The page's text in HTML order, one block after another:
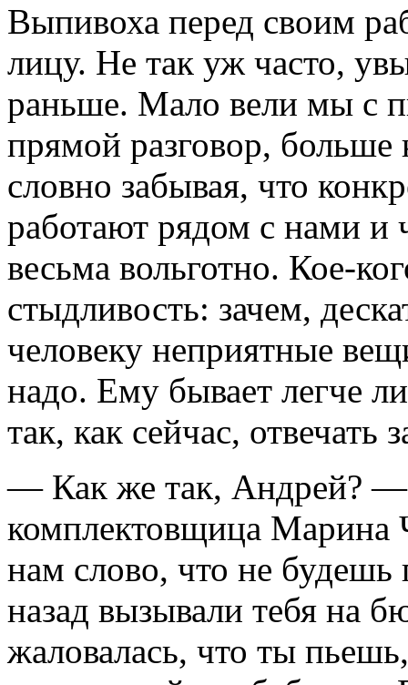
Выпивоха перед своим
лицу. Не так уж часто,
раньше. Мало вели мы с
прямой разговор,
словно забывая, что
работают рядом с нами и
весьма вольготно. Кое-
стыдливость: зачем,
человеку неприятные
надо. Ему бывает легче
так, как сейчас,
— Как же так, Андрей? —
комплектовщица Марина
нам слово, что не
назад вызывали тебя на
жаловалась, что ты